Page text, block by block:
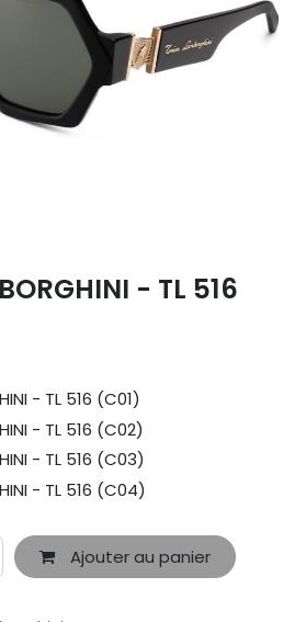
- TL 516
- TL 516 (C01)
- TL 516 (C02)
- TL 516 (C03)
- TL 516 (C04)
Ajouter au panier